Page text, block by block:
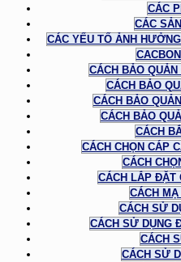
CÁC
CÁC
CÁC YẾU TỐ ẢNH
CÁCH BẢO
CÁCH BẢO
CÁCH BẢO
CÁCH BẢO
CÁCH
CÁCH CHỌN CÁP
CÁCH
CÁCH LẮP ĐẶT
CÁCH
CÁCH SỬ
CÁCH SỬ DỤNG
CÁCH
CÁCH SỬ